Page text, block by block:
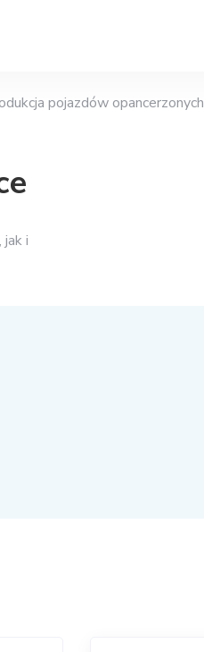
pojazdów opancerzonych
i